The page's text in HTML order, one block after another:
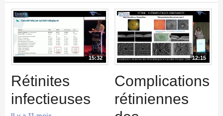
15:32
Rétinites
infectieuses
12:15
Complications
rétiniennes